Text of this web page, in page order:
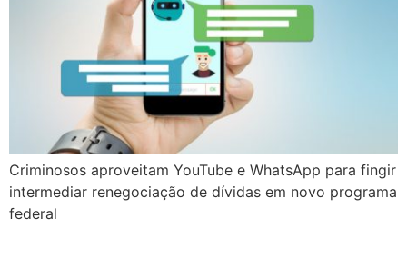
Criminosos aproveitam YouTube e WhatsApp para fingir
intermediar renegociação de dívidas em novo programa
federal